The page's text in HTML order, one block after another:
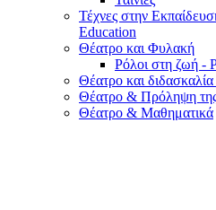
Τέχνες στην
Education
Θέατρο και Φυλακή
Ρόλοι στη ζωή -
Θέατρο και
Θέατρο & Πρόληψη
Θέατρο & Μαθηματικά